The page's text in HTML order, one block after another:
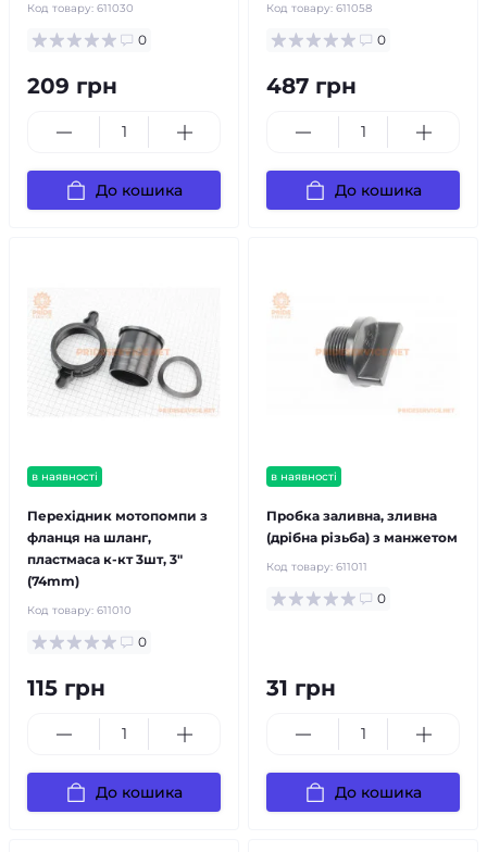
Код товару: 611030
0
209 грн
До кошика
Код товару: 611058
0
487 грн
До кошика
в наявності
Перехідник мотопомпи з
фланця на шланг,
пластмаса к-кт 3шт, 3"
(74mm)
Код товару: 611010
0
115 грн
До кошика
в наявності
Пробка заливна, зливна
(дрібна різьба) з манжетом
Код товару: 611011
0
31 грн
До кошика